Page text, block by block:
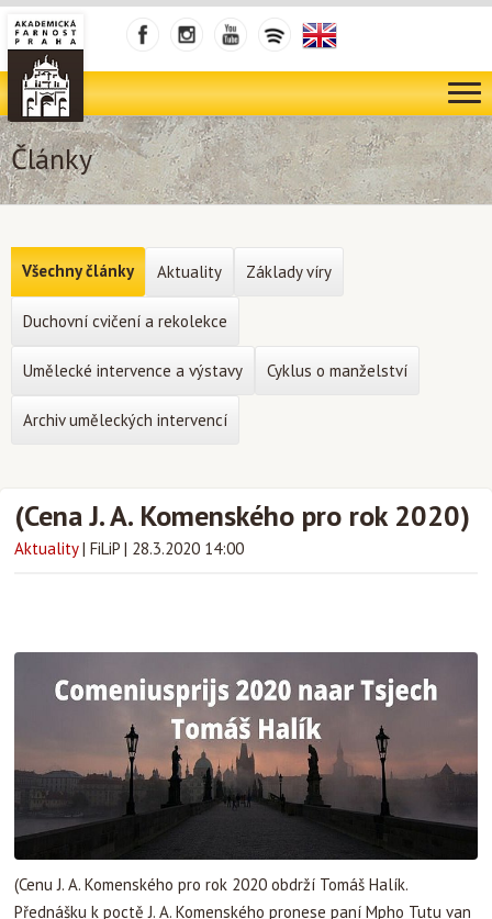
Články
(Cena J. A. Komenského pro rok 2020)
Aktuality | FiLiP | 28.3.2020 14:00
(Cenu J. A. Komenského pro rok 2020 obdrží Tomáš Halík.
Přednášku k poctě J. A. Komenského pronese paní Mpho Tutu van
Všechny články Aktuality Základy víry
Duchovní cvičení a rekolekce
Umělecké intervence a výstavy Cyklus o manželství
Archiv uměleckých intervencí